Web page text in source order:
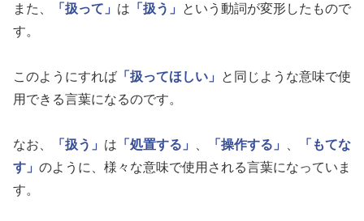
また、 「扱って」 は 「扱う」
という動詞が変形したもので
す。
このようにすれば 「扱ってほしい」
と同じような意味で使
用できる言葉になるのです。
なお、 「扱う」 は 「処置する」 「操作する」
「もてな
す」 のように、様々な意味で使用される言葉になっていま
す。